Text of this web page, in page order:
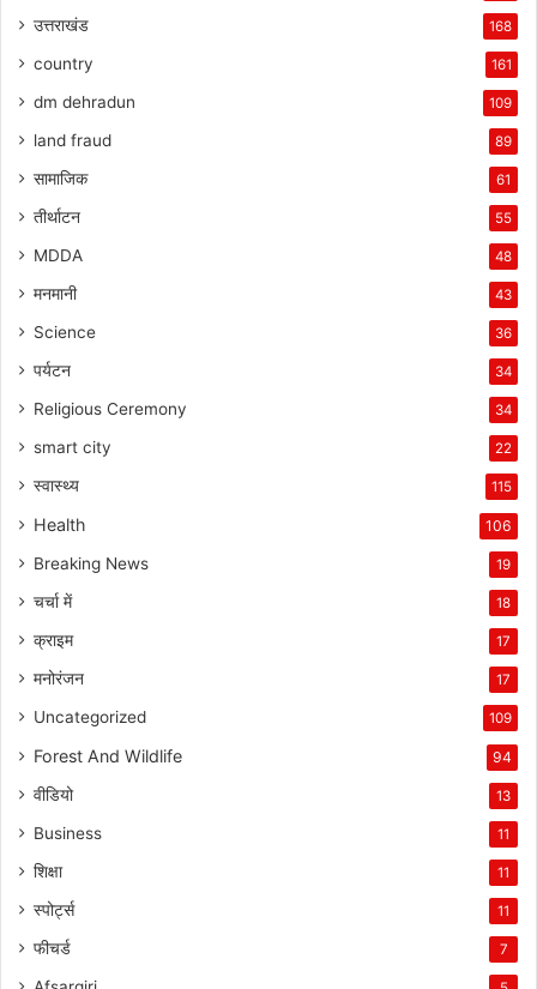
उत्तराखंड 168
country 161
dm dehradun 109
land fraud 89
सामाजिक 61
तीर्थाटन 55
MDDA 48
मनमानी 43
Science 36
पर्यटन 34
Religious Ceremony 34
smart city 22
स्वास्थ्य 115
Health 106
Breaking News 19
चर्चा में 18
क्राइम 17
मनोरंजन 17
Uncategorized 109
Forest And Wildlife 94
वीडियो 13
Business 11
शिक्षा 11
स्पोर्ट्स 11
फीचर्ड 7